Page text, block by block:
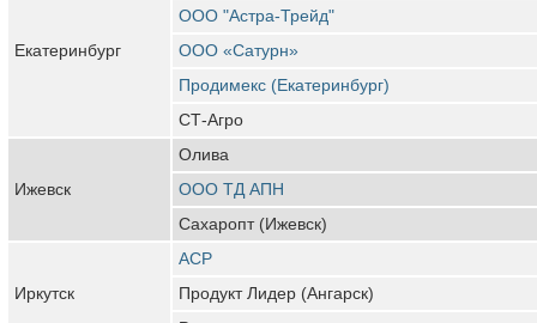
Екатеринбург
ООО "Астра-Трейд"
ООО «Сатурн»
Продимекс (Екатеринбург)
СТ-Агро
Ижевск
Олива
ООО ТД АПН
Сахаропт (Ижевск)
Иркутск
АСР
Продукт Лидер (Ангарск)